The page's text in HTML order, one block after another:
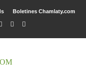
Boletines Chamlaty.com